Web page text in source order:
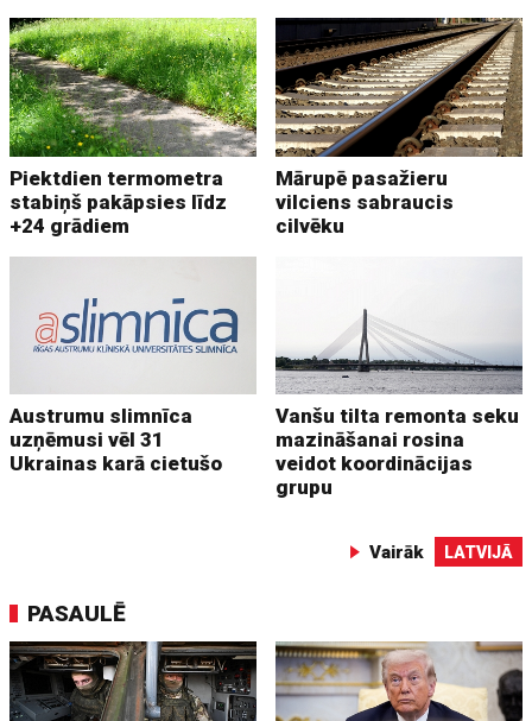
Piektdien termometra
stabiņš pakāpsies līdz
+24 grādiem
Mārupē pasažieru
vilciens sabraucis
cilvēku
Austrumu slimnīca
uzņēmusi vēl 31
Ukrainas karā cietušo
Vanšu tilta remonta seku
mazināšanai rosina
veidot koordinācijas
grupu
Vairāk LATVIJĀ
PASAULĒ